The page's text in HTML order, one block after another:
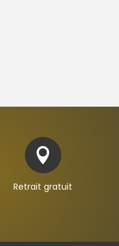

Retrait gratuit